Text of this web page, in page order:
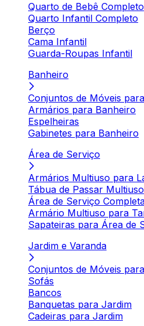
Quarto de Bebê Completo
Quarto Infantil Completo
Berço
Cama Infantil
Guarda-Roupas Infantil
Banheiro
Conjuntos de Móveis
Armários para Banheiro
Espelheiras
Gabinetes para Banheiro
Área de Serviço
Armários Multiuso para
Tábua de Passar Multiuso
Área de Serviço
Armário Multiuso para
Sapateiras para Área de
Jardim e Varanda
Conjuntos de Móveis
Sofás
Bancos
Banquetas para Jardim
Cadeiras para Jardim